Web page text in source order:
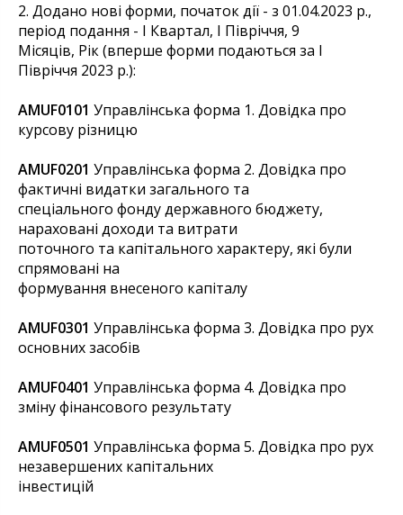
2. Додано нові форми, початок дії - з 01.04.2023 р.,
період подання - I Квартал, I Півріччя, 9
Місяців, Рік (вперше форми подаються за І
Півріччя 2023 р.):
AMUF0101 Управлінська форма 1. Довідка про
курсову різницю
AMUF0201 Управлінська форма 2. Довідка про
фактичні видатки загального та
спеціального фонду державного бюджету,
нараховані доходи та витрати
поточного та капітального характеру, які були
спрямовані на
формування внесеного капіталу
AMUF0301 Управлінська форма 3. Довідка про рух
основних засобів
AMUF0401 Управлінська форма 4. Довідка про
зміну фінансового результату
AMUF0501 Управлінська форма 5. Довідка про рух
незавершених капітальних
інвестицій